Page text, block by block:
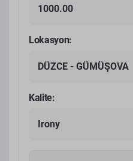
1000.00
Lokasyon:
DÜZCE - GÜMÜŞOVA
Kalite:
Irony